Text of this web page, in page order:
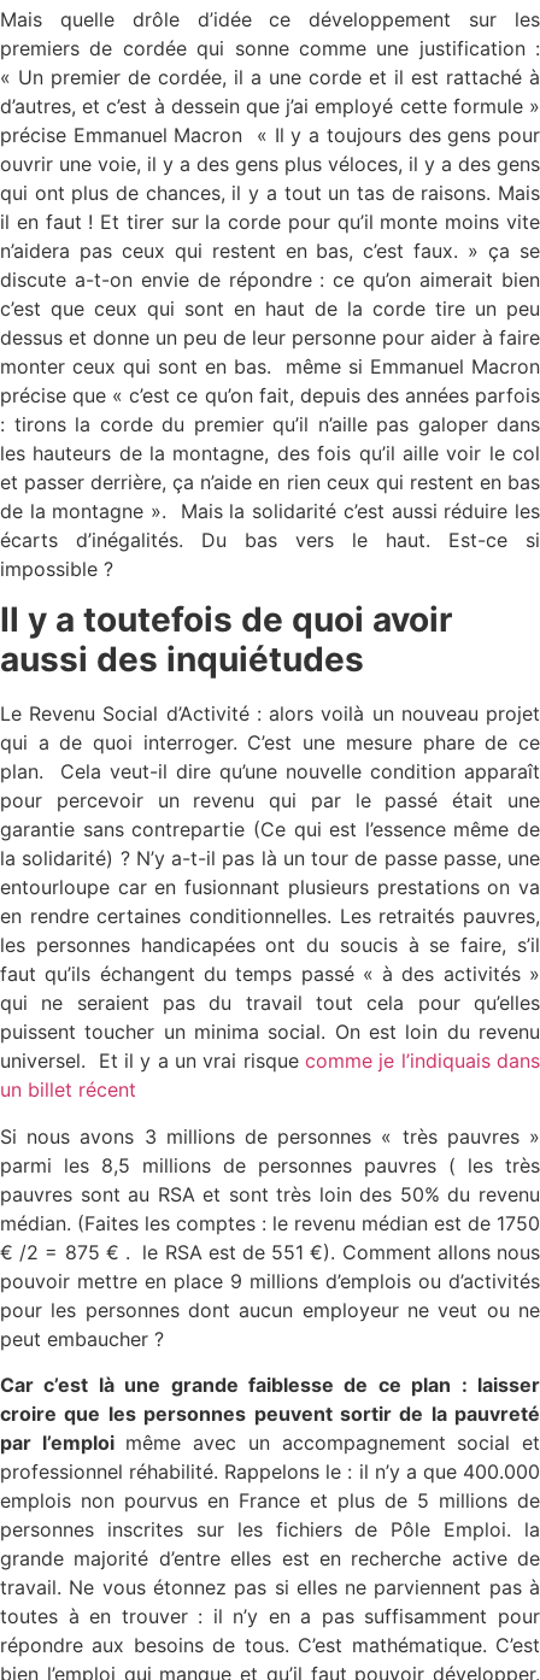
Mais quelle drôle d’idée ce développement sur les
premiers de cordée qui sonne comme une justification :
« Un premier de cordée, il a une corde et il est rattaché à
d’autres, et c’est à dessein que j’ai employé cette formule »
précise Emmanuel Macron « Il y a toujours des gens pour
ouvrir une voie, il y a des gens plus véloces, il y a des gens
qui ont plus de chances, il y a tout un tas de raisons. Mais
il en faut ! Et tirer sur la corde pour qu’il monte moins vite
n’aidera pas ceux qui restent en bas, c’est faux. » ça se
discute a-t-on envie de répondre : ce qu’on aimerait bien
c’est que ceux qui sont en haut de la corde tire un peu
dessus et donne un peu de leur personne pour aider à faire
monter ceux qui sont en bas. même si Emmanuel Macron
précise que « c’est ce qu’on fait, depuis des années parfois
: tirons la corde du premier qu’il n’aille pas galoper dans
les hauteurs de la montagne, des fois qu’il aille voir le col
et passer derrière, ça n’aide en rien ceux qui restent en bas
de la montagne ». Mais la solidarité c’est aussi réduire les
écarts d’inégalités. Du bas vers le haut. Est-ce si
impossible ?
Il y a toutefois de quoi avoir
aussi des inquiétudes
Le Revenu Social d’Activité : alors voilà un nouveau projet
qui a de quoi interroger. C’est une mesure phare de ce
plan. Cela veut-il dire qu’une nouvelle condition apparaît
pour percevoir un revenu qui par le passé était une
garantie sans contrepartie (Ce qui est l’essence même de
la solidarité) ? N’y a-t-il pas là un tour de passe passe, une
entourloupe car en fusionnant plusieurs prestations on va
en rendre certaines conditionnelles. Les retraités pauvres,
les personnes handicapées ont du soucis à se faire, s’il
faut qu’ils échangent du temps passé « à des activités »
qui ne seraient pas du travail tout cela pour qu’elles
puissent toucher un minima social. On est loin du revenu
universel. Et il y a un vrai risque comme je l’indiquais dans
un billet récent
Si nous avons 3 millions de personnes « très pauvres »
parmi les 8,5 millions de personnes pauvres ( les très
pauvres sont au RSA et sont très loin des 50% du revenu
médian. (Faites les comptes : le revenu médian est de 1750
€ /2 = 875 € . le RSA est de 551 €). Comment allons nous
pouvoir mettre en place 9 millions d’emplois ou d’activités
pour les personnes dont aucun employeur ne veut ou ne
peut embaucher ?
Car c’est là une grande faiblesse de ce plan : laisser
croire que les personnes peuvent sortir de la pauvreté
par l’emploimême avec un accompagnement social et
professionnel réhabilité. Rappelons le : il n’y a que 400.000
emplois non pourvus en France et plus de 5 millions de
personnes inscrites sur les fichiers de Pôle Emploi. la
grande majorité d’entre elles est en recherche active de
travail. Ne vous étonnez pas si elles ne parviennent pas à
toutes à en trouver : il n’y en a pas suffisamment pour
répondre aux besoins de tous. C’est mathématique. C’est
bien l’emploi qui manque et qu’il faut pouvoir développer.